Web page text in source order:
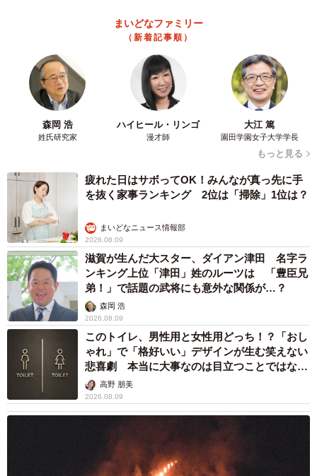
まいどなファミリー
（新着記事順）
森岡 浩
姓氏研究家
ハイヒール・リンゴ
漫才師
大江 篤
園田学園女子大学学長
もっと見る
疲れた日はサボってOK！みんなが真っ先に手
を抜く家事ランキング 2位は「掃除」1位は？
まいどなニュース情報部
2026.08.09
滋賀が生んだ大スター、ダイアン津田 名字ラ
ンキング上位「津田」姓のルーツは 「豊臣兄
弟！」で話題の武将にも意外な関係が…？
森岡 浩
2026.08.09
このトイレ、男性用と女性用どっち！？「おし
ゃれ」で「格好いい」デザインが生む笑えない
悲喜劇 本当に大事なのは目立つことではな
く…高野 朋美
2026.08.09